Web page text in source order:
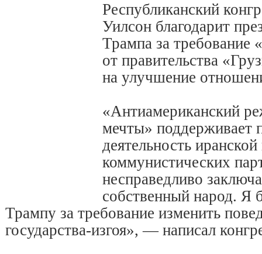
Республиканский
Уилсон благодарит
Трампа за требование
от правительства
на улучшение
«Антиамериканский
мечты» поддерживает
деятельность
коммунистических
несправедливо
собственный народ. Я
Трампу за требование изменить
государства-изгоя», — написал